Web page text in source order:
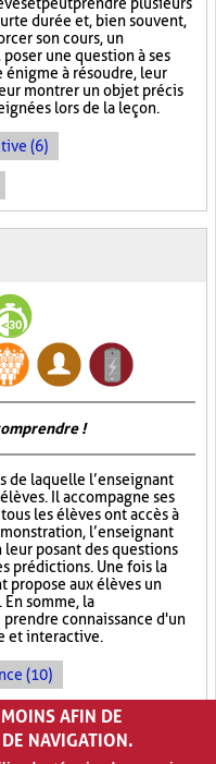
durée et, bien souvent,
son cours, un
une question à ses
à résoudre, leur
montrer un objet précis
lors de la leçon.
(6)
!
de laquelle l’enseignant
Il accompagne ses
les élèves ont accès à
l’enseignant
posant des questions
prédictions. Une fois la
propose aux élèves un
somme, la
connaissance d'un
et interactive.
(10)
AFIN DE
DE NAVIGATION.